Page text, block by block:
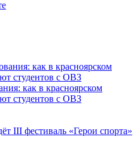
как в красноярском
студентов с ОВЗ